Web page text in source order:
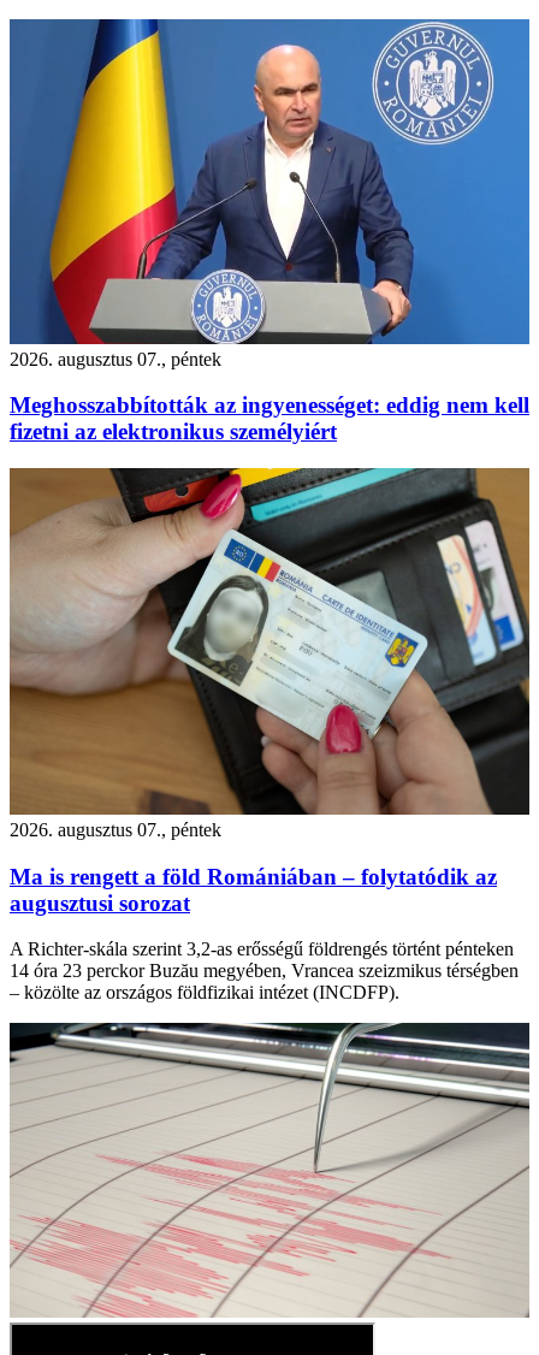
2026. augusztus 07., péntek
Meghosszabbították az ingyenességet: eddig nem kell
fizetni az elektronikus személyiért
2026. augusztus 07., péntek
Ma is rengett a föld Romániában – folytatódik az
augusztusi sorozat
A Richter-skála szerint 3,2-as erősségű földrengés történt pénteken
14 óra 23 perckor Buzău megyében, Vrancea szeizmikus térségben
– közölte az országos földfizikai intézet (INCDFP).